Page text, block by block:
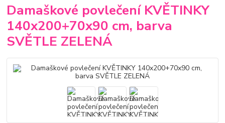
Damaškové povlečení KVĚTINKY
140x200+70x90 cm, barva
SVĚTLE ZELENÁ